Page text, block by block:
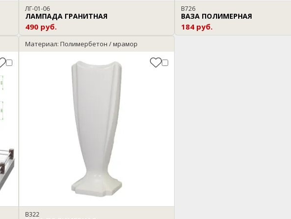
ЛГ-01-06
ЛАМПАДА ГРАНИТНАЯ
490 руб.
В726
ВАЗА ПОЛИМЕРНАЯ
184 руб.
Материал: Полимербетон / мрамор
В322